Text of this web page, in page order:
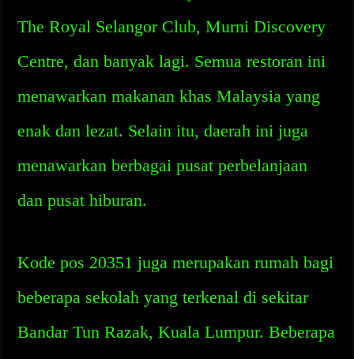
The Royal Selangor Club, Murni Discovery
Centre, dan banyak lagi. Semua restoran ini
menawarkan makanan khas Malaysia yang
enak dan lezat. Selain itu, daerah ini juga
menawarkan berbagai pusat perbelanjaan
dan pusat hiburan.
Kode pos 20351 juga merupakan rumah bagi
beberapa sekolah yang terkenal di sekitar
Bandar Tun Razak, Kuala Lumpur. Beberapa